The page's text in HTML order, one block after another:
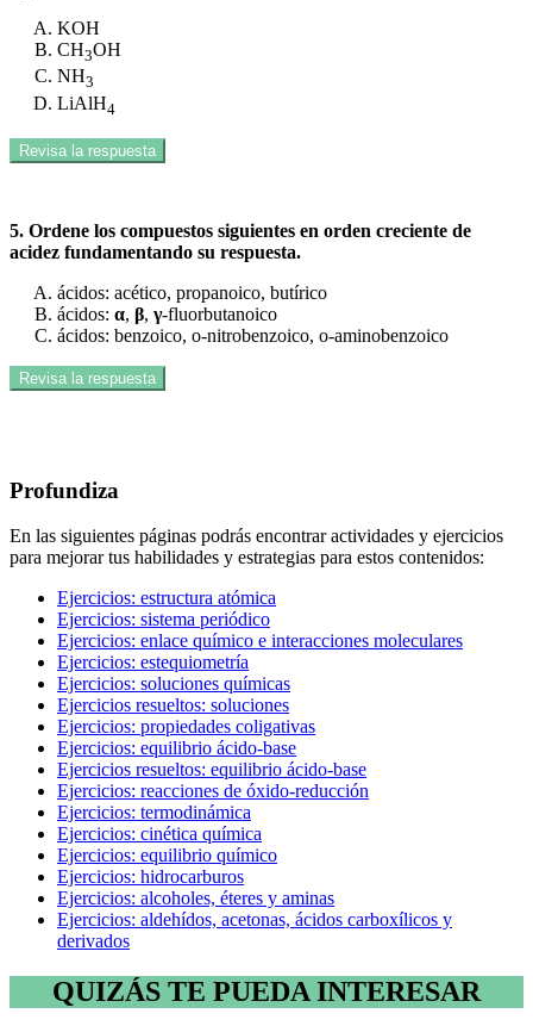
KOH
CH3OH
NH3
LiAlH4
Revisa la respuesta
5. Ordene los compuestos siguientes en orden creciente de
acidez fundamentando su respuesta.
ácidos: acético, propanoico, butírico
ácidos: α, β, γ-fluorbutanoico
ácidos: benzoico, o-nitrobenzoico, o-aminobenzoico
Revisa la respuesta
Profundiza
En las siguientes páginas podrás encontrar actividades y ejercicios
para mejorar tus habilidades y estrategias para estos contenidos:
Ejercicios: estructura atómica
Ejercicios: sistema periódico
Ejercicios: enlace químico e interacciones moleculares
Ejercicios: estequiometría
Ejercicios: soluciones químicas
Ejercicios resueltos: soluciones
Ejercicios: propiedades coligativas
Ejercicios: equilibrio ácido-base
Ejercicios resueltos: equilibrio ácido-base
Ejercicios: reacciones de óxido-reducción
Ejercicios: termodinámica
Ejercicios: cinética química
Ejercicios: equilibrio químico
Ejercicios: hidrocarburos
Ejercicios: alcoholes, éteres y aminas
Ejercicios: aldehídos, acetonas, ácidos carboxílicos y
derivados
QUIZÁS TE PUEDA INTERESAR